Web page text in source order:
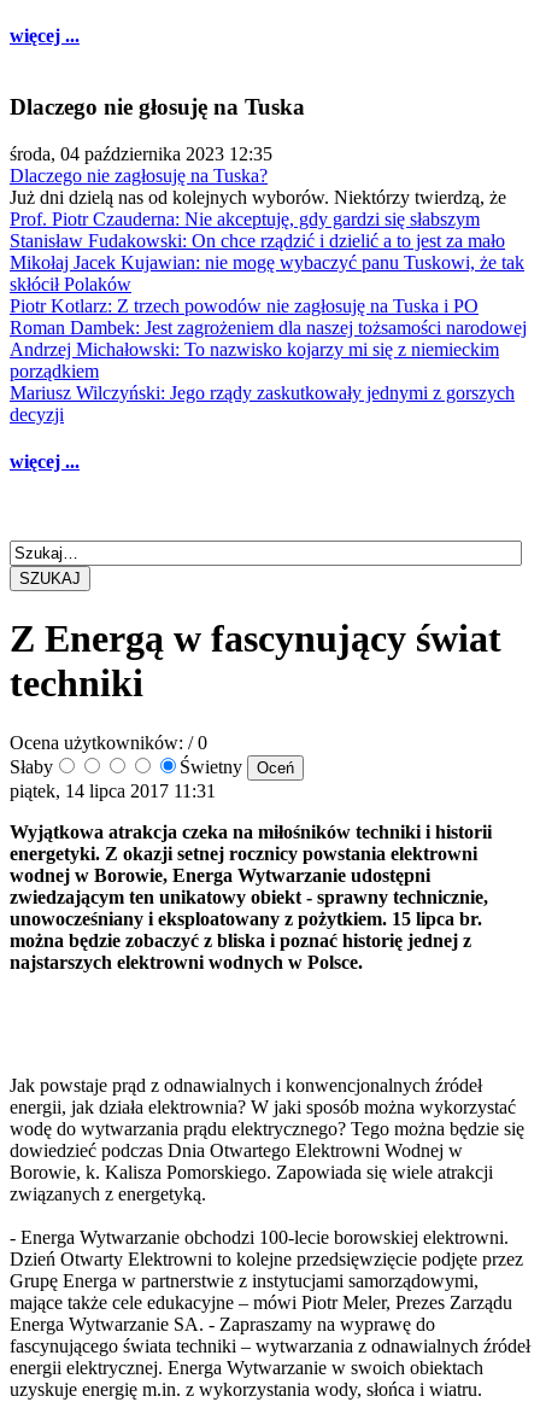
więcej ...
Dlaczego nie głosuję na Tuska
środa, 04 października 2023 12:35
Dlaczego nie zagłosuję na Tuska?
Już dni dzielą nas od kolejnych wyborów. Niektórzy twierdzą, że
Prof. Piotr Czauderna: Nie akceptuję, gdy gardzi się słabszym
Stanisław Fudakowski: On chce rządzić i dzielić a to jest za mało
Mikołaj Jacek Kujawian: nie mogę wybaczyć panu Tuskowi, że tak
skłócił Polaków
Piotr Kotlarz: Z trzech powodów nie zagłosuję na Tuska i PO
Roman Dambek: Jest zagrożeniem dla naszej tożsamości narodowej
Andrzej Michałowski: To nazwisko kojarzy mi się z niemieckim
porządkiem
Mariusz Wilczyński: Jego rządy zaskutkowały jednymi z gorszych
decyzji
więcej ...
SZUKAJ
Z Energą w fascynujący świat
techniki
Ocena użytkowników: / 0
Słaby
Świetny
piątek, 14 lipca 2017 11:31
Wyjątkowa atrakcja czeka na miłośników techniki i historii
energetyki. Z okazji setnej rocznicy powstania elektrowni
wodnej w Borowie, Energa Wytwarzanie udostępni
zwiedzającym ten unikatowy obiekt - sprawny technicznie,
unowocześniany i eksploatowany z pożytkiem. 15 lipca br.
można będzie zobaczyć z bliska i poznać historię jednej z
najstarszych elektrowni wodnych w Polsce.
Jak powstaje prąd z odnawialnych i konwencjonalnych źródeł
energii, jak działa elektrownia? W jaki sposób można wykorzystać
wodę do wytwarzania prądu elektrycznego? Tego można będzie się
dowiedzieć podczas Dnia Otwartego Elektrowni Wodnej w
Borowie, k. Kalisza Pomorskiego. Zapowiada się wiele atrakcji
związanych z energetyką.
- Energa Wytwarzanie obchodzi 100-lecie borowskiej elektrowni.
Dzień Otwarty Elektrowni to kolejne przedsięwzięcie podjęte przez
Grupę Energa w partnerstwie z instytucjami samorządowymi,
mające także cele edukacyjne – mówi Piotr Meler, Prezes Zarządu
Energa Wytwarzanie SA. - Zapraszamy na wyprawę do
fascynującego świata techniki – wytwarzania z odnawialnych źródeł
energii elektrycznej. Energa Wytwarzanie w swoich obiektach
uzyskuje energię m.in. z wykorzystania wody, słońca i wiatru.